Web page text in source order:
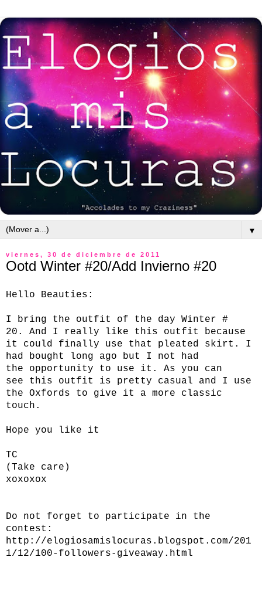
▼
viernes, 30 de diciembre de 2011
Ootd Winter #20/Add Invierno #20
Hello Beauties :
I bring the outfit of the day Winter
#
20.
And I really like this outfit
because
it
could finally use that pleated skirt.
I
had bought
long ago but
I not had
the
opportunity to use it .
As you can
see this outfit is pretty casual
and I use
the
Oxfords to give it a more classic
touch.
Hope you like it
TC
( Take care )
xoxoxox
Do not forget to
participate in the
contest :
http://elogiosamislocuras.blogspot.com/201
1/12/100-followers-giveaway.html